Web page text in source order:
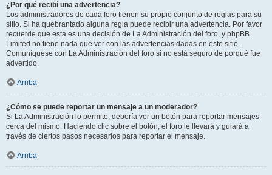
¿Por qué recibí una advertencia?
Los administradores de cada foro tienen su propio conjunto de reglas para su
sitio. Si ha quebrantado alguna regla puede recibir una advertencia. Por favor
recuerde que esta es una decisión de La Administración del foro, y phpBB
Limited no tiene nada que ver con las advertencias dadas en este sitio.
Comuníquese con La Administración del foro si no está seguro de porqué fue
advertido.
Arriba
¿Cómo se puede reportar un mensaje a un moderador?
Si La Administración lo permite, debería ver un botón para reportar mensajes
cerca del mismo. Haciendo clic sobre el botón, el foro le llevará y guiará a
través de ciertos pasos necesarios para reportar el mensaje.
Arriba